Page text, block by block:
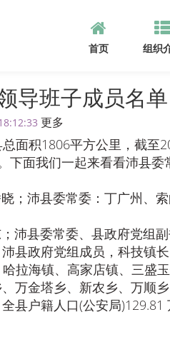
首页 组织
导班子成员名单
更多
面积1806平方公里，截至
面我们一起来看看沛县
沛县委常委：丁广州、索
县委常委、县政府党组
政府党组成员，科技镇
海镇、高家店镇、三盛
万金塔乡、新农乡、万顺
户籍人口(公安局)129.81